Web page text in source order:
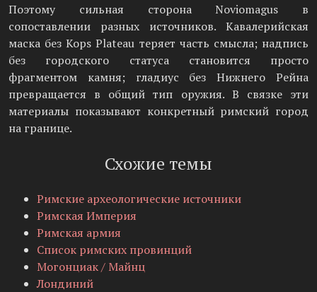
Поэтому сильная сторона Noviomagus в
сопоставлении разных источников. Кавалерийская
маска без Kops Plateau теряет часть смысла; надпись
без городского статуса становится просто
фрагментом камня; гладиус без Нижнего Рейна
превращается в общий тип оружия. В связке эти
материалы показывают конкретный римский город
на границе.
Схожие темы
Римские археологические источники
Римская Империя
Римская армия
Список римских провинций
Могонциак / Майнц
Лондиний